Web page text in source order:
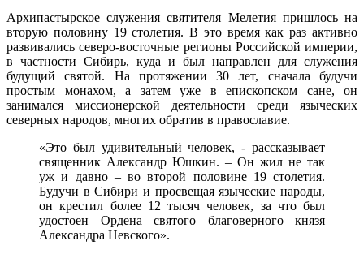
Архипастырское служения святителя Мелетия пришлось на
вторую половину 19 столетия. В это время как раз активно
развивались северо-восточные регионы Российской империи,
в частности Сибирь, куда и был направлен для служения
будущий святой. На протяжении 30 лет, сначала будучи
простым монахом, а затем уже в епископском сане, он
занимался миссионерской деятельности среди языческих
северных народов, многих обратив в православие.
«Это был удивительный человек, - рассказывает
священник Александр Юшкин. – Он жил не так
уж и давно – во второй половине 19 столетия.
Будучи в Сибири и просвещая языческие народы,
он крестил более 12 тысяч человек, за что был
удостоен Ордена святого благоверного князя
Александра Невского».